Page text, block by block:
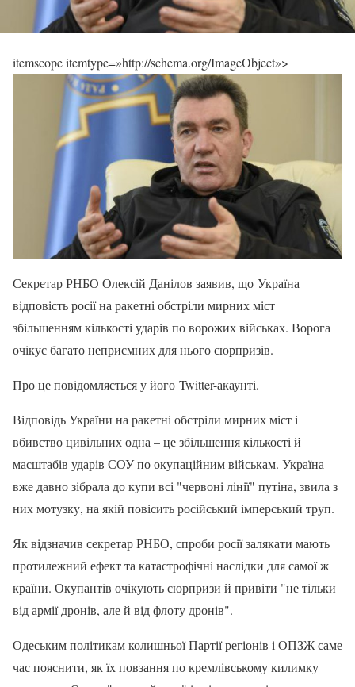
itemscope itemtype=»http://schema.org/ImageObject»>
Секретар РНБО Олексій Данілов заявив, що Україна
відповість росії на ракетні обстріли мирних міст
збільшенням кількості ударів по ворожих військах. Ворога
очікує багато неприємних для нього сюрпризів.
Про це повідомляється у його Twitter-акаунті.
Відповідь України на ракетні обстріли мирних міст і
вбивство цивільних одна – це збільшення кількості й
масштабів ударів СОУ по окупаційним військам. Україна
вже давно зібрала до купи всі "червоні лінії" путіна, звила з
них мотузку, на якій повісить російський імперський труп.
Як відзначив секретар РНБО, спроби росії залякати мають
протилежний ефект та катастрофічні наслідки для самої ж
країни. Окупантів очікують сюрпризи й привіти "не тільки
від армії дронів, але й від флоту дронів".
Одеським політикам колишньої Партії регіонів і ОПЗЖ саме
час пояснити, як їх повзання по кремлівському килимку